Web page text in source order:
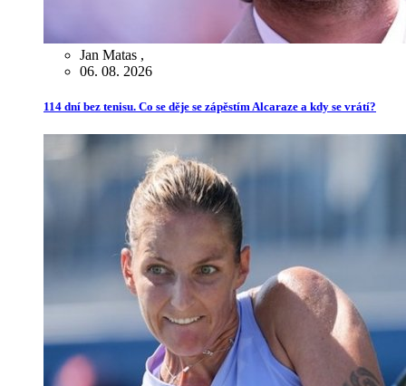
Jan Matas ,
06. 08. 2026
114 dní bez tenisu. Co se děje se zápěstím Alcaraze a kdy se vrátí?